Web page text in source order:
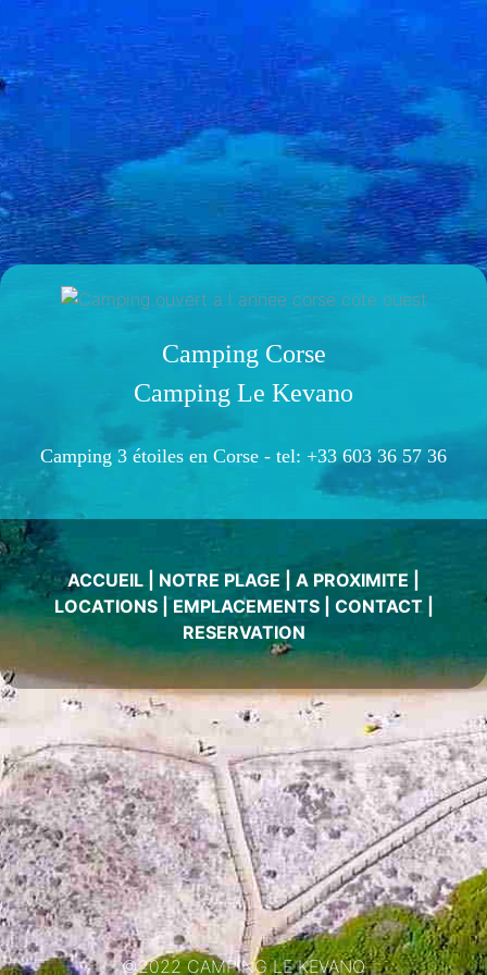
Camping Corse
Camping Le Kevano
Camping 3 étoiles en Corse - tel: +33 603 36 57 36
ACCUEIL NOTRE PLAGE A PROXIMITE
LOCATIONS|EMPLACEMENTS| CONTACT|
RESERVATION
©2022 CAMPING LE KEVANO